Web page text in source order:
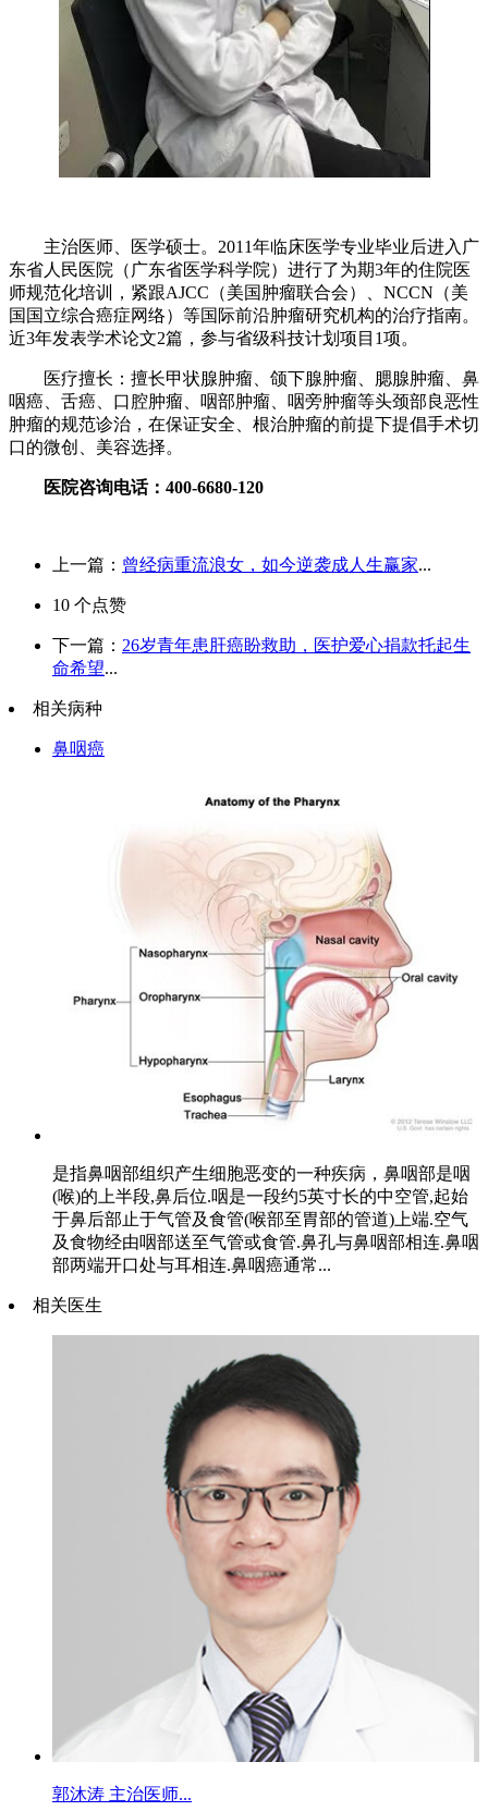
主治医师、医学硕士。2011年临床医学专业毕业后进入广
东省人民医院（广东省医学科学院）进行了为期3年的住院医
师规范化培训，紧跟AJCC（美国肿瘤联合会）、NCCN（美
国国立综合癌症网络）等国际前沿肿瘤研究机构的治疗指南。
近3年发表学术论文2篇，参与省级科技计划项目1项。
医疗擅长：擅长甲状腺肿瘤、颌下腺肿瘤、腮腺肿瘤、鼻
咽癌、舌癌、口腔肿瘤、咽部肿瘤、咽旁肿瘤等头颈部良恶性
肿瘤的规范诊治，在保证安全、根治肿瘤的前提下提倡手术切
口的微创、美容选择。
医院咨询电话：400-6680-120
上一篇： 曾经病重流浪女，如今逆袭成人生赢家...
10 个点赞
下一篇： 26岁青年患肝癌盼救助，医护爱心捐款托起生
命希望...
相关病种
鼻咽癌
是指鼻咽部组织产生细胞恶变的一种疾病，鼻咽部是咽
(喉)的上半段,鼻后位.咽是一段约5英寸长的中空管,起始
于鼻后部止于气管及食管(喉部至胃部的管道)上端.空气
及食物经由咽部送至气管或食管.鼻孔与鼻咽部相连.鼻咽
部两端开口处与耳相连.鼻咽癌通常...
相关医生
郭沐涛 主治医师...